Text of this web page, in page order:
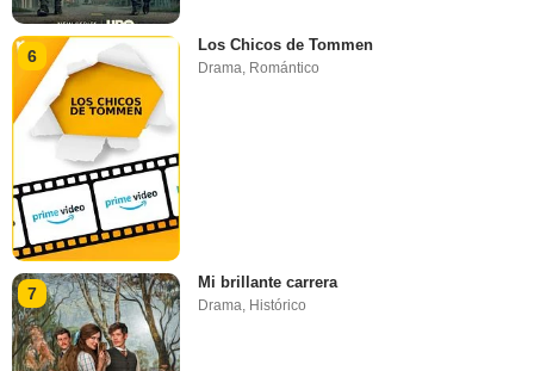
6
Los Chicos de Tommen
Drama, Romántico
7
Mi brillante carrera
Drama Histórico